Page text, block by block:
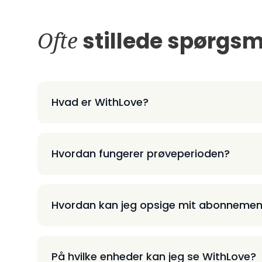
Ofte stillede
Hvad er WithLove?
Hvordan fungerer prøveperioden?
Hvordan kan jeg opsige mit
På hvilke enheder kan jeg se WithLove?